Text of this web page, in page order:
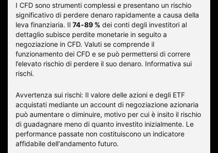
I CFD sono strumenti complessi e presentano un rischio
significativo di perdere denaro rapidamente a causa della
leva finanziaria. Il 74-89 % dei conti degli investitori al
dettaglio subisce perdite monetarie in seguito a
negoziazione in CFD. Valuti se comprende il
funzionamento dei CFD e se può permettersi di correre
l’elevato rischio di perdere il suo denaro. Informativa sui
rischi.
Avvertenza sui rischi: Il valore delle azioni e degli ETF
acquistati mediante un account di negoziazione azionaria
può aumentare o diminuire, motivo per cui è insito il rischio
di guadagnare meno di quanto investito inizialmente. Le
performance passate non costituiscono un indicatore
affidabile dell'andamento futuro.